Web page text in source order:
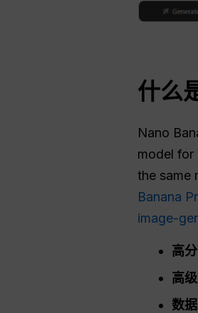
什么
Nano
model for
the same
Banana
image-
高
高
数